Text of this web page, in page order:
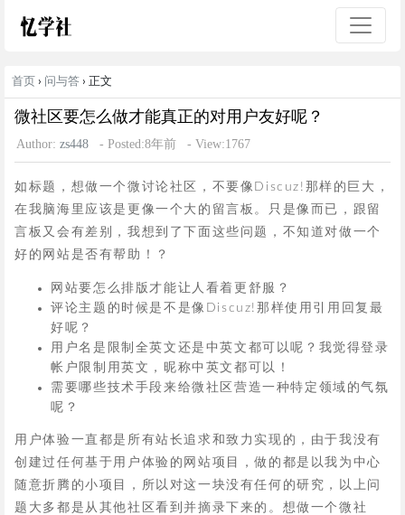
首页 › 问与答 › 正文
微社区要怎么做才能真正的对用户友好呢？
Author: zs448 - Posted:8年前 - View:1767
如标题，想做一个微讨论社区，不要像Discuz!那样的巨大，
在我脑海里应该是更像一个大的留言板。只是像而已，跟留
言板又会有差别，我想到了下面这些问题，不知道对做一个
好的网站是否有帮助！？
网站要怎么排版才能让人看着更舒服？
评论主题的时候是不是像Discuz!那样使用引用回复最
好呢？
用户名是限制全英文还是中英文都可以呢？我觉得登录
帐户限制用英文，昵称中英文都可以！
需要哪些技术手段来给微社区营造一种特定领域的气氛
呢？
用户体验一直都是所有站长追求和致力实现的，由于我没有
创建过任何基于用户体验的网站项目，做的都是以我为中心
随意折腾的小项目，所以对这一块没有任何的研究，以上问
题大多都是从其他社区看到并摘录下来的。想做一个微社